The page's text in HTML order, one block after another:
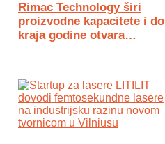
Rimac Technology širi
proizvodne kapacitete i do
kraja godine otvara…